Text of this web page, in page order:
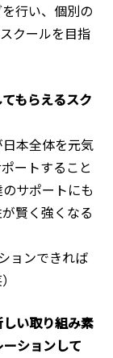
行い、個別の
クールを目指
もらえるスク
本全体を元気
ートすること
サポートにも
賢く強くなる
ョンできれば
い取り組み素
ションして